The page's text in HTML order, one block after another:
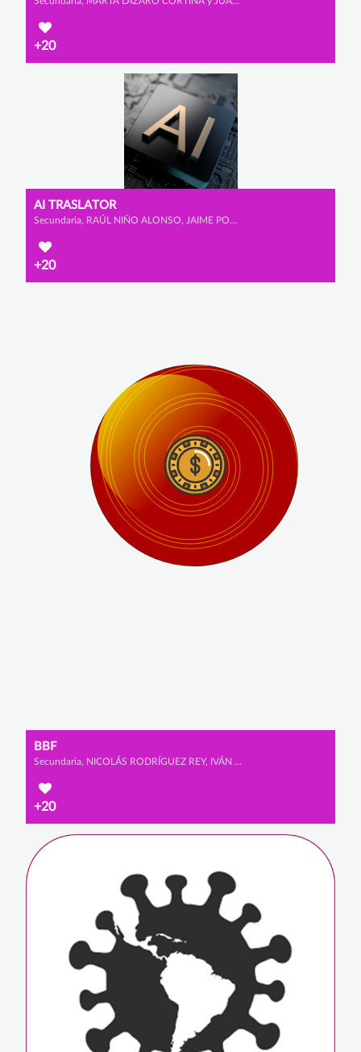
+20
AI TRASLATOR
Secundaria, RAÚL NIÑO ALONSO, JAIME POMBO CARAMÉ y TEO SENFTLEBEN
+20
BBF
Secundaria, NICOLÁS RODRÍGUEZ REY, IVÁN PRADA DÍAZ y ADRIÁN RUBIO GUILLÉN
+20